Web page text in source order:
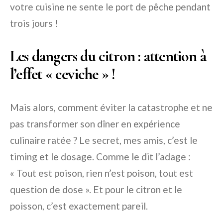
votre cuisine ne sente le port de pêche pendant
trois jours !
Les dangers du citron : attention à
l’effet « ceviche » !
Mais alors, comment éviter la catastrophe et ne
pas transformer son dîner en expérience
culinaire ratée ? Le secret, mes amis, c’est le
timing et le dosage. Comme le dit l’adage :
« Tout est poison, rien n’est poison, tout est
question de dose ». Et pour le citron et le
poisson, c’est exactement pareil.